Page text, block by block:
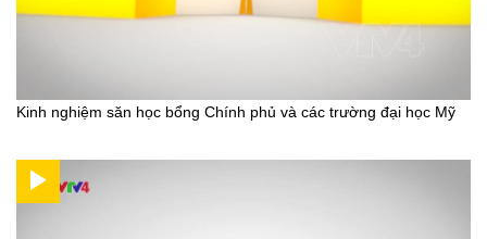
Kinh nghiệm săn học bổng Chính phủ và các trường đại học Mỹ